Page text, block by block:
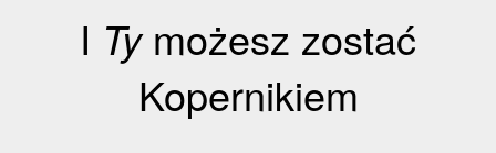
I Tymożesz zostać
Kopernikiem